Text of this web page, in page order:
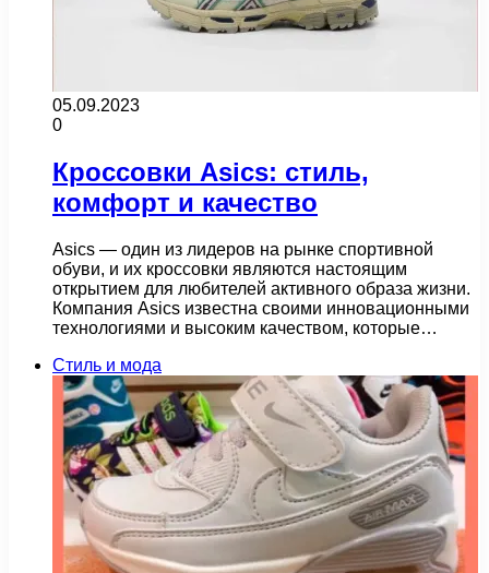
05.09.2023
0
Кроссовки Asics: стиль,
комфорт и качество
Asics — один из лидеров на рынке спортивной
обуви, и их кроссовки являются настоящим
открытием для любителей активного образа жизни.
Компания Asics известна своими инновационными
технологиями и высоким качеством, которые…
Стиль и мода